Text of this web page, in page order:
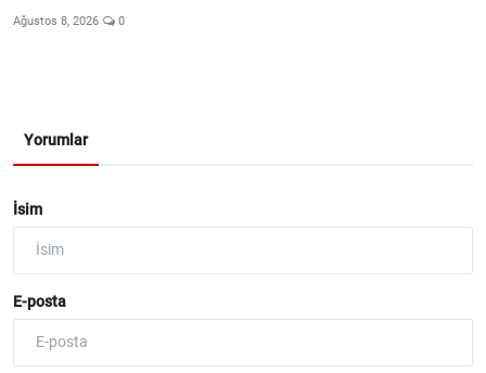
Ağustos 8, 2026 0
Yorumlar
İsim
E-posta